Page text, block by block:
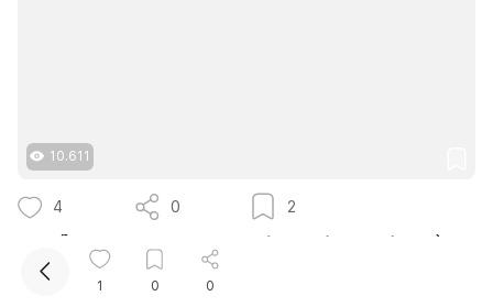
10.611
4 0 2
30 mẫu bàn làm việc trong phòng ngủ đẹp với nhiều
cách bố trí thông minh cho mọi diện tích
Phương Trang
1 0 0